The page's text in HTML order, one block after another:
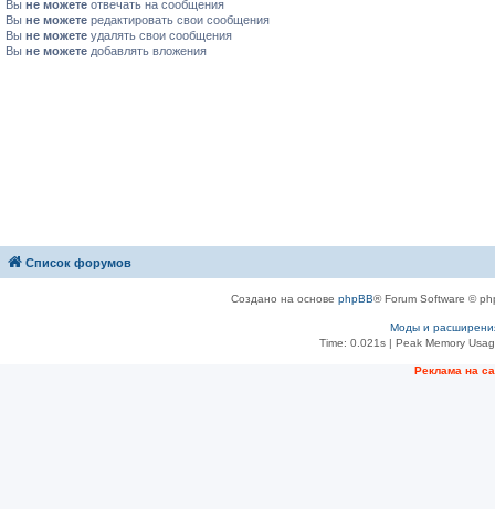
Вы не можете отвечать на сообщения
Вы не можете редактировать свои сообщения
Вы не можете удалять свои сообщения
Вы не можете добавлять вложения
Список форумов
Создано на основе phpBB® Forum Software ©
Моды и
Time: 0.021s| Peak Memory
Рeклама на